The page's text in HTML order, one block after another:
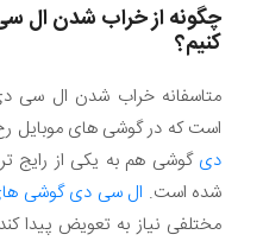
چگونه از خراب شدن ال
کنیم؟
متاسفانه خراب شدن ال سی
است که در گوشی های موبایل رخ
دی گوشی هم به یکی از رایج
شده است. ال سی دی گوشی
مختلفی نیاز به تعویض پیدا